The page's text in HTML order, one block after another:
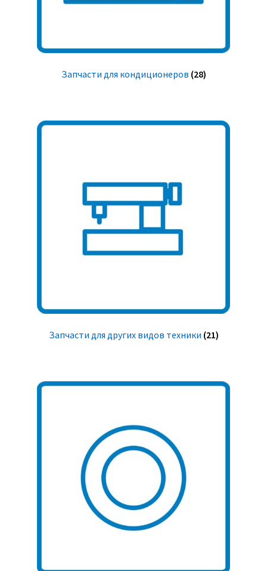
Запчасти для кондиционеров (28)
Запчасти для других видов техники (21)